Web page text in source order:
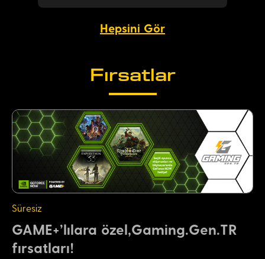
Hepsini Gör
Fırsatlar
Süresiz
GAME+’lılara özel,Gaming.Gen.TR
fırsatları!